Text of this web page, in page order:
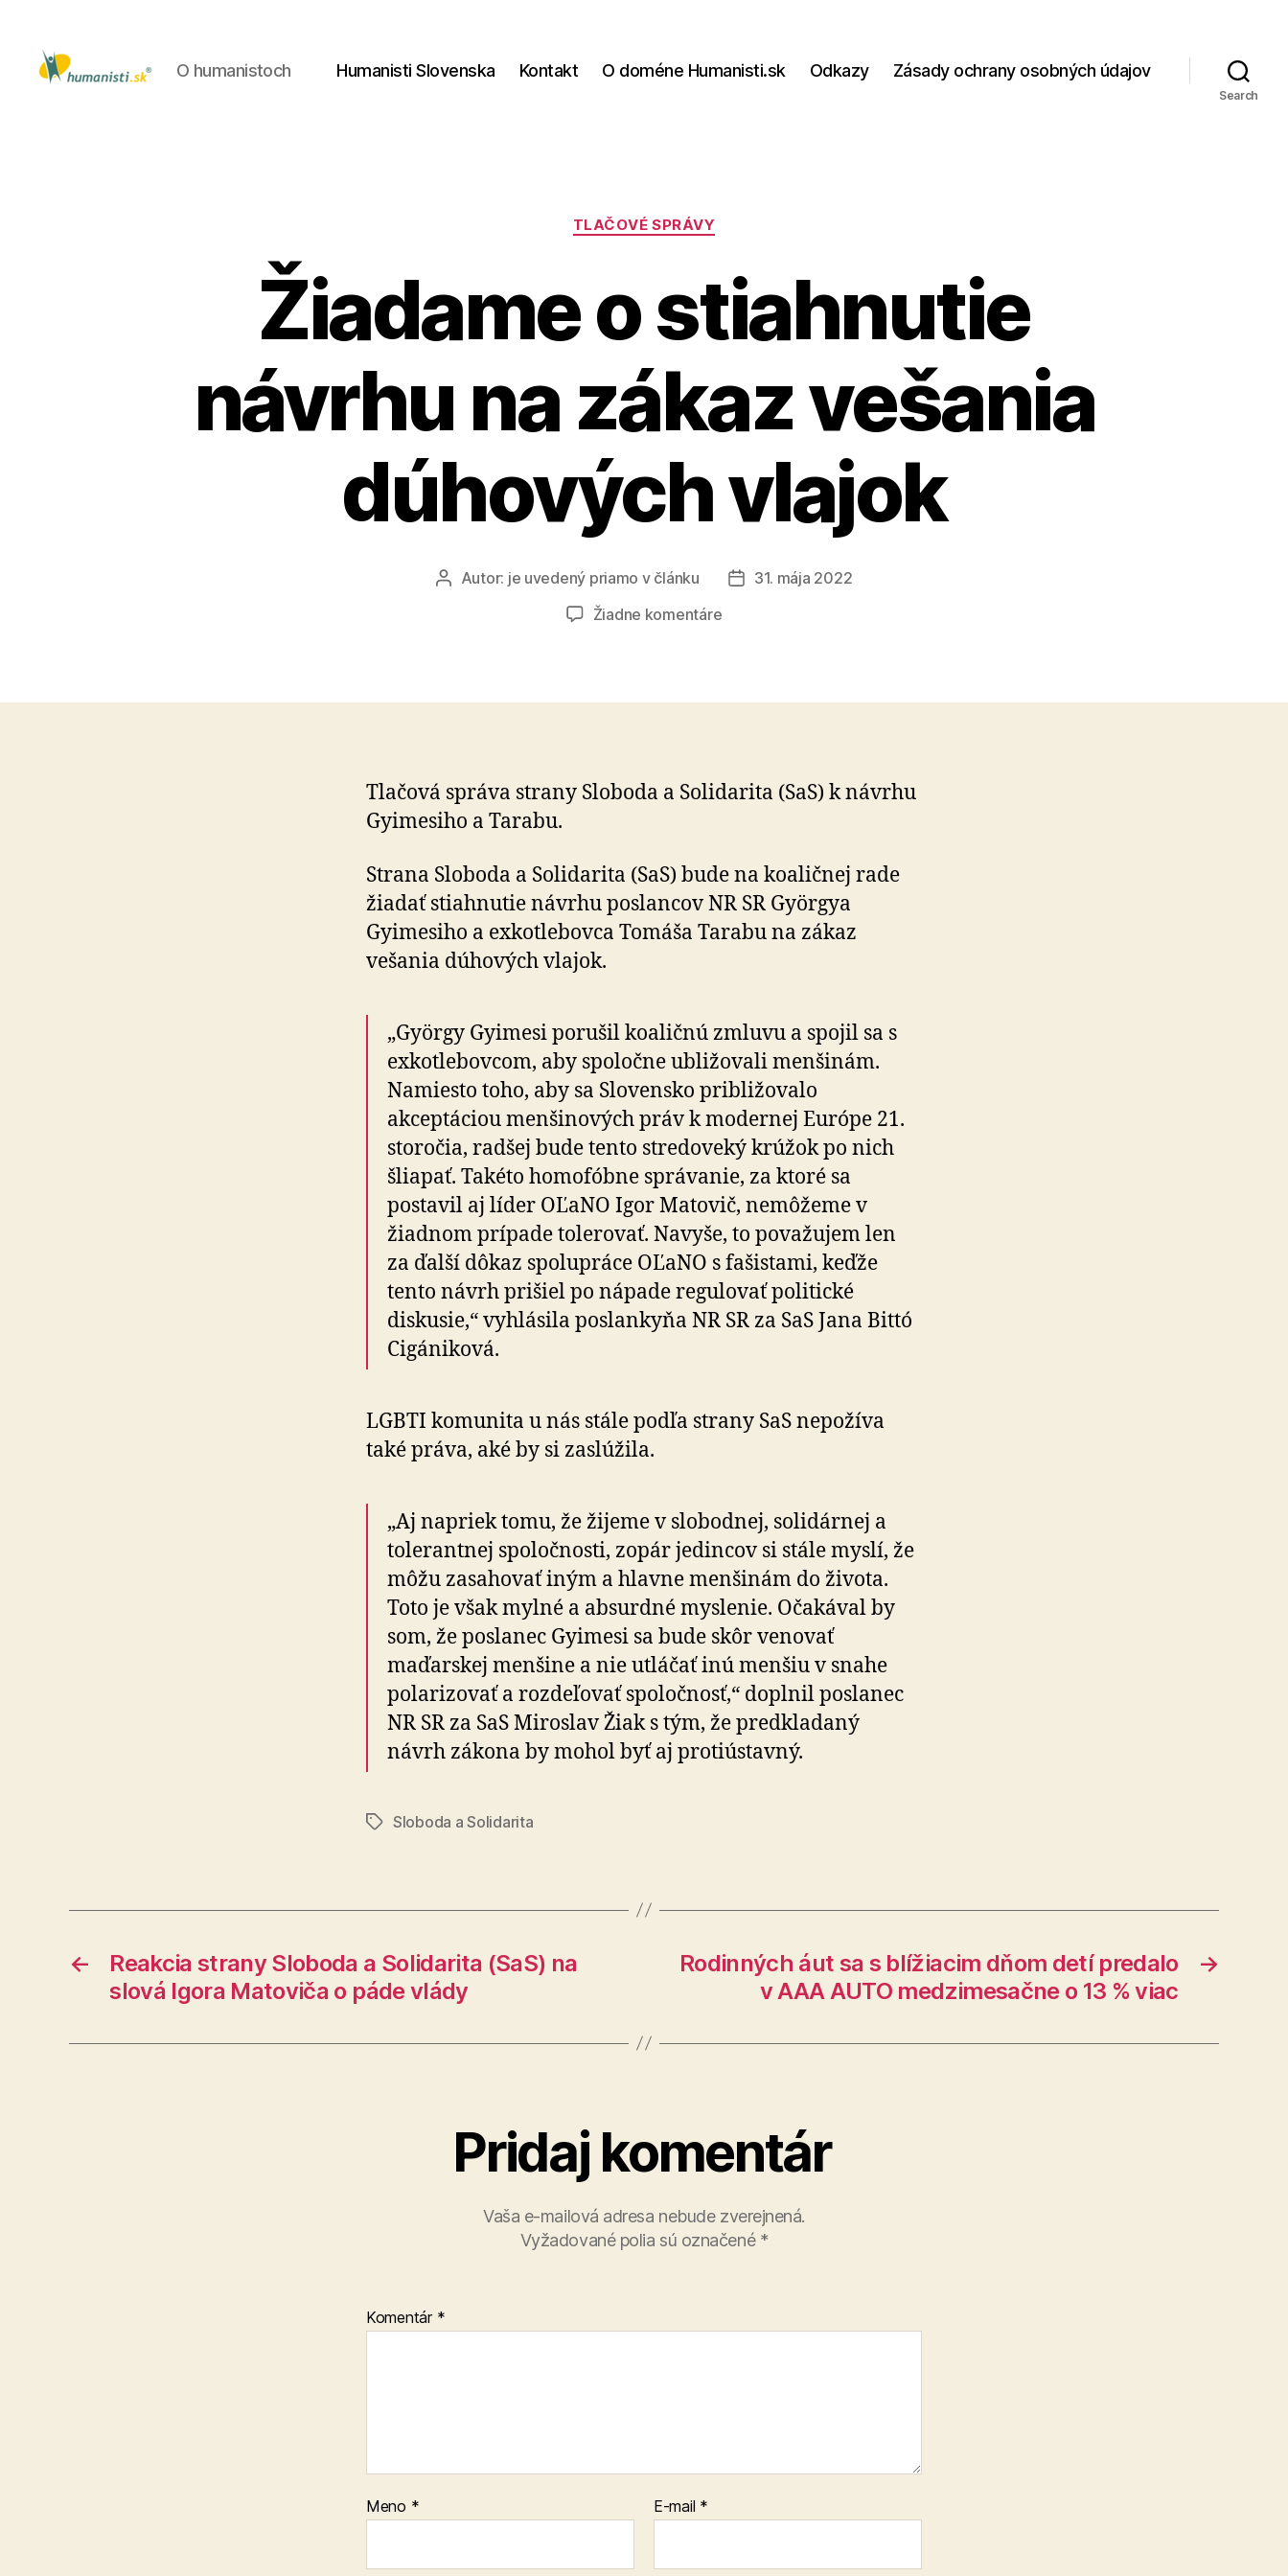
O humanistoch Humanisti Slovenska Kontakt O doméne Humanisti.sk Odkazy Zásady ochrany osobných údajov
Search
Kategórie
TLAČOVÉ SPRÁVY
Žiadame o stiahnutie
návrhu na zákaz vešania
dúhových vlajok
AutorAutor: je uvedený priamo v článku
Dátum
31. mája 2022
Žiadne komentárena
návrhu
dúhových
Tlačová správa strany Sloboda a Solidarita (SaS) k návrhu
Gyimesiho a Tarabu.
Strana Sloboda a Solidarita (SaS) bude na koaličnej rade
žiadať stiahnutie návrhu poslancov NR SR Györgya
Gyimesiho a exkotlebovca Tomáša Tarabu na zákaz
vešania dúhových vlajok.
„György Gyimesi porušil koaličnú zmluvu a spojil sa s
exkotlebovcom, aby spoločne ubližovali menšinám.
Namiesto toho, aby sa Slovensko približovalo
akceptáciou menšinových práv k modernej Európe 21.
storočia, radšej bude tento stredoveký krúžok po nich
šliapať. Takéto homofóbne správanie, za ktoré sa
postavil aj líder OĽaNO Igor Matovič, nemôžeme v
žiadnom prípade tolerovať. Navyše, to považujem len
za ďalší dôkaz spolupráce OĽaNO s fašistami, keďže
tento návrh prišiel po nápade regulovať politické
diskusie,“ vyhlásila poslankyňa NR SR za SaS Jana Bittó
Cigániková.
LGBTI komunita u nás stále podľa strany SaS nepožíva
také práva, aké by si zaslúžila.
„Aj napriek tomu, že žijeme v slobodnej, solidárnej a
tolerantnej spoločnosti, zopár jedincov si stále myslí, že
môžu zasahovať iným a hlavne menšinám do života.
Toto je však mylné a absurdné myslenie. Očakával by
som, že poslanec Gyimesi sa bude skôr venovať
maďarskej menšine a nie utláčať inú menšiu v snahe
polarizovať a rozdeľovať spoločnosť,“ doplnil poslanec
NR SR za SaS Miroslav Žiak s tým, že predkladaný
návrh zákona by mohol byť aj protiústavný.
ZnačkySloboda a Solidarita
←
Reakcia strany Sloboda a Solidarita (SaS) na
slová Igora Matoviča o páde vlády
→
Rodinných áut sa s blížiacim dňom detí predalo
v AAA AUTO medzimesačne o 13 % viac
Pridaj komentár
Vaša e-mailová adresa nebude zverejnená.
Vyžadované polia sú označené *
Komentár *
Meno * E-mail *